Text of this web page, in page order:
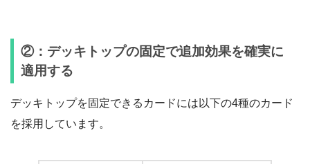
②：デッキトップの固定で追加効果を確実に
適用する
デッキトップを固定できるカードには以下の4種のカード
を採用しています。